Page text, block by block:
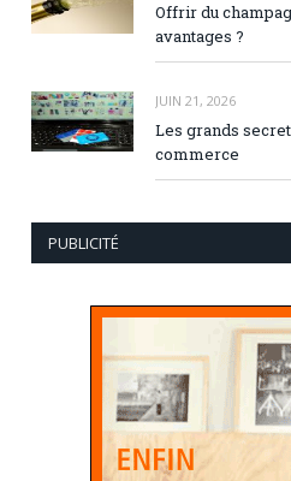
Offrir du
avantages ?
JUIN 21, 2026
Les grands
commerce
PUBLICITÉ